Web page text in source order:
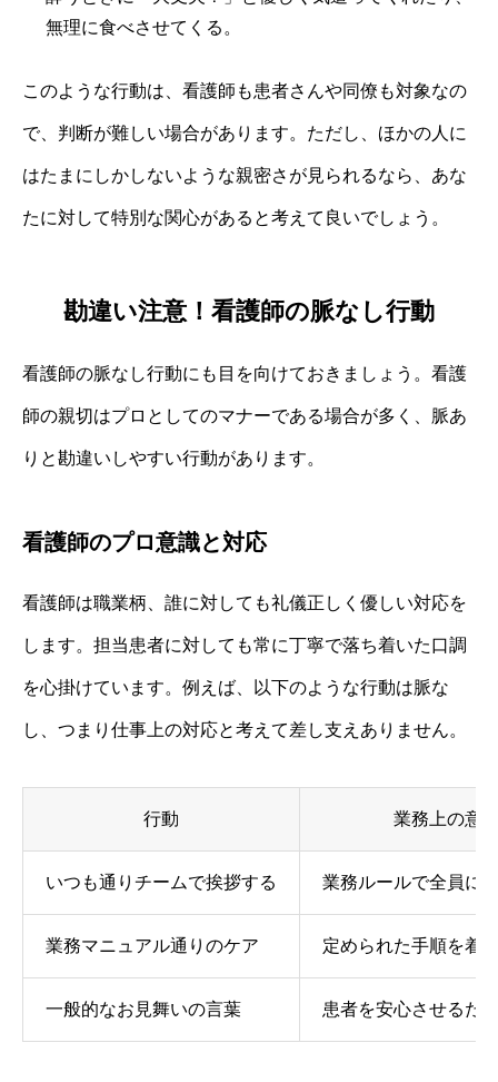
無理に食べさせてくる。
このような行動は、看護師も患者さんや同僚も対象なの
で、判断が難しい場合があります。ただし、ほかの人に
はたまにしかしないような親密さが見られるなら、あな
たに対して特別な関心があると考えて良いでしょう。
勘違い注意！看護師の脈なし行動
看護師の脈なし行動にも目を向けておきましょう。看護
師の親切はプロとしてのマナーである場合が多く、脈あ
りと勘違いしやすい行動があります。
看護師のプロ意識と対応
看護師は職業柄、誰に対しても礼儀正しく優しい対応を
します。担当患者に対しても常に丁寧で落ち着いた口調
を心掛けています。例えば、以下のような行動は脈な
し、つまり仕事上の対応と考えて差し支えありません。
行動 業務上の意
いつも通りチームで挨拶する 業務ルールで全員に
業務マニュアル通りのケア 定められた手順を着
一般的なお見舞いの言葉 患者を安心させるた